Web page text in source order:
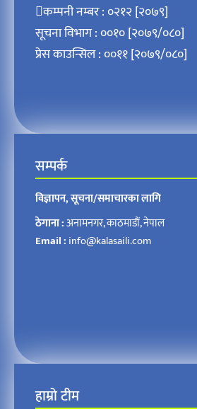
कम्पनी नम्बर : ०२१२ [२०७९]
सूचना विभाग : ००१० [२०७९/०८०]
प्रेस काउन्सिल : ००११ [२०७९/०८०]
सम्पर्क
विज्ञापन, सूचना/समाचारका लागि
ठेगाना :अनामनगर, काठमाडौं, नेपाल
Email : info@kalasaili.com
हाम्रो टीम